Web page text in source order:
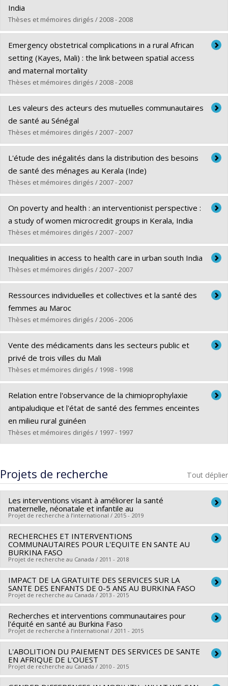
Cycle :
Diplôme obtenu :Ph. D.
Lien vers le document dans Papyrus
India
Thèses et mémoires dirigés / 2008 - 2008
Diplômé(e) :Soundardjee, Riswana
Cycle :Maîtrise
Diplôme obtenu :M. Sc.
Lien vers le document dans Papyrus
Emergency obstetrical complications in a rural African
setting (Kayes, Mali) : the link between spatial access
and maternal mortality
Thèses et mémoires dirigés / 2008 - 2008
Diplômé(e) :Pirkle, Catherine
Cycle :Maîtrise
Diplôme obtenu :M. Sc.
Lien vers le document dans Papyrus
Les valeurs des acteurs des mutuelles communautaires
de santé au Sénégal
Thèses et mémoires dirigés / 2007 - 2007
Diplômé(e) :Ouimet, Marie-Jo
Cycle :Maîtrise
Diplôme obtenu :M. Sc.
Lien vers le document dans Papyrus
L'étude des inégalités dans la distribution des besoins
de santé des ménages au Kerala (Inde)
Thèses et mémoires dirigés / 2007 - 2007
Diplômé(e) :Tanguay, Florence
Cycle :Maîtrise
Diplôme obtenu :M. Sc.
Lien vers le document dans Papyrus
On poverty and health : an interventionist perspective :
a study of women microcredit groups in Kerala, India
Thèses et mémoires dirigés / 2007 - 2007
Diplômé(e) :Mohindra, Katherine Sarla
Cycle : Doctorat
Diplôme obtenu :Ph. D.
Lien vers le document dans Papyrus
Inequalities in access to health care in urban south India
Thèses et mémoires dirigés / 2007 - 2007
Diplômé(e) :Lévesque, Jean-Frédéric
Cycle :Doctorat
Diplôme obtenu :Ph. D.
Lien vers le document dans Papyrus
Ressources individuelles et collectives et la santé des
femmes au Maroc
Thèses et mémoires dirigés / 2006 - 2006
Diplômé(e) :Martin, Marie-Claude
Cycle :Doctorat
Diplôme obtenu :Ph. D.
Lien vers le document dans Papyrus
Vente des médicaments dans les secteurs public et
privé de trois villes du Mali
Thèses et mémoires dirigés / 1998 - 1998
Diplômé(e) :Maïga, Fatoumata
Cycle :Maîtrise
Diplôme obtenu :M. Sc.
Lien vers le document dans Papyrus
Relation entre l'observance de la chimioprophylaxie
antipaludique et l'état de santé des femmes enceintes
en milieu rural guinéen
Thèses et mémoires dirigés / 1997 - 1997
Cycle :Maîtrise
Diplôme obtenu :M. Sc.
Lien vers le document dans Papyrus
Projets de recherche Tout déplier
Les interventions visant à améliorer la santé
maternelle, néonatale et infantile au
Projet de recherche à l’international / 2015 - 2019
Chercheur principal : Slim Haddad
Sources de financement :CRDI/Centre de recherches pour
le développement international
RECHERCHES ET INTERVENTIONS
COMMUNAUTAIRES POUR L'EQUITE EN SANTE AU
BURKINA FASO
Projet de recherche au Canada / 2011 - 2018
Chercheur principal : Valery Ridde
Co-chercheurs : Pierre Fournier,Slim Haddad,François
Chiocchio,Christian Dagenais,Zongo Issaka,Blandine Bila,
Roger Zerbo, Aude Nikieme ,Emmanuel Bonnet,Laeticia
Ouedraogo,Seni Kouanda,Katia Mohindra
Kabore
Sources de financement :IRSC/Instituts de recherche en
santé du Canada
Programmes de subvention : PVXXXXXX-(ROH) Subvention
IMPACT DE LA GRATUITE DES SERVICES SUR LA
SANTE DES ENFANTS DE 0-5 ANS AU BURKINA FASO
Projet de recherche au Canada / 2013 - 2015
Chercheur principal : Slim Haddad
Co-chercheurs : Valery Ridde,Abel Bicaba
Bonnet
Sources de financement :IRSC/Instituts de recherche en
santé du Canada
Programmes de subvention :PVXXXXXX-(GIR) Initiative de
Recherches et interventions communautaires pour
l'équité en santé au Burkina Faso
Projet de recherche à l’international / 2011 - 2015
Chercheur principal : Valery Ridde
Co-chercheurs : Pierre Fournier,Slim Haddad
Chiocchio,Christian Dagenais,Seni Kouanda,Abel Bicaba,
L'ABOLITION DU PAIEMENT DES SERVICES DE SANTE
EN AFRIQUE DE L'OUEST
Projet de recherche au Canada / 2010 - 2015